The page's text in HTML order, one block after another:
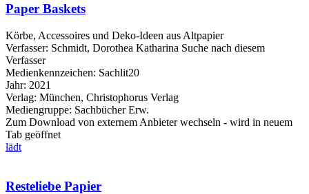
Paper Baskets
Körbe, Accessoires und Deko-Ideen aus Altpapier
Verfasser: Schmidt, Dorothea Katharina Suche nach diesem
Verfasser
Medienkennzeichen: Sachlit20
Jahr: 2021
Verlag: München, Christophorus Verlag
Mediengruppe: Sachbücher Erw.
Zum Download von externem Anbieter wechseln - wird in neuem
Tab geöffnet
lädt
Resteliebe Papier